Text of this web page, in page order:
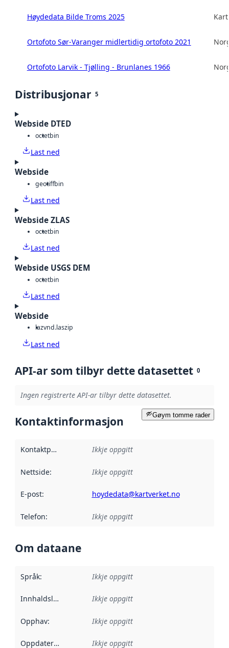
Høydedata Bilde Troms 2025
Ortofoto Sør-Varanger midlertidig ortofoto 2021
Ortofoto Larvik - Tjølling - Brunlanes 1966
Distribusjonar 5
Webside DTED
octetbin
Last ned
Webside
geotiffbin
Last ned
Webside ZLAS
octetbin
Last ned
Webside USGS DEM
octetbin
Last ned
Webside
lazvnd.laszip
Last ned
API-ar som tilbyr dette datasettet 0
Ingen registrerte API-ar tilbyr dette datasettet.
Gøym tomme rader
Kontaktinformasjon
Kontaktpunkt Ikkje oppgitt
Nettside: Ikkje oppgitt
E-post: hoydedata@kartverket.no
Telefon: Ikkje oppgitt
Om dataane
Språk: Ikkje oppgitt
Innhaldsleverandørar :
Ikkje oppgitt
Opphav: Ikkje oppgitt
Oppdateringsfrekvens :
Ikkje oppgitt